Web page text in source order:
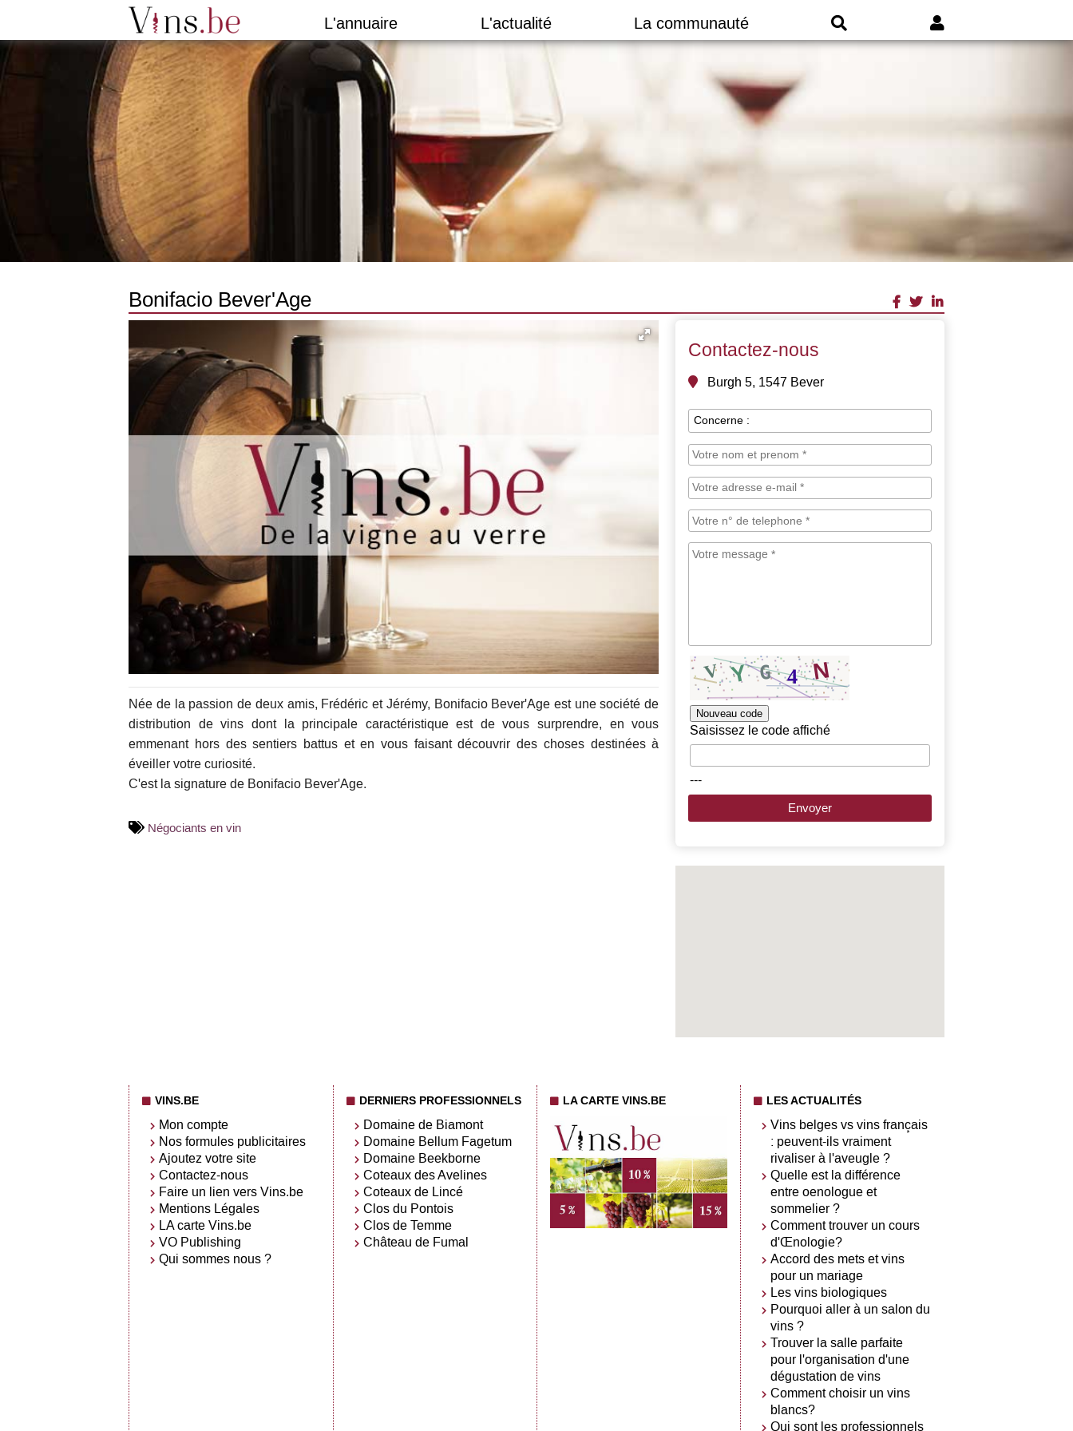
L'annuaire L'actualité La communauté
Bonifacio Bever'Age
Née de la passion de deux amis, Frédéric et Jérémy, Bonifacio Bever'Age est une société de
distribution de vins dont la principale caractéristique est de vous surprendre, en vous
emmenant hors des sentiers battus et en vous faisant découvrir des choses destinées à
éveiller votre curiosité.
C'est la signature de Bonifacio Bever'Age.
Négociants en vin
Contactez-nous
Burgh 5, 1547 Bever
Nouveau code
Saisissez le code affiché
---
Envoyer
VINS.BE
Mon compte
Nos formules publicitaires
Ajoutez votre site
Contactez-nous
Faire un lien vers Vins.be
Mentions Légales
LA carte Vins.be
VO Publishing
Qui sommes nous ?
DERNIERS PROFESSIONNELS
Domaine de Biamont
Domaine Bellum Fagetum
Domaine Beekborne
Coteaux des Avelines
Coteaux de Lincé
Clos du Pontois
Clos de Temme
Château de Fumal
LA CARTE VINS.BE LES ACTUALITÉS
Vins belges vs vins français
: peuvent-ils vraiment
rivaliser à l'aveugle ?
Quelle est la différence
entre oenologue et
sommelier ?
Comment trouver un cours
d'Œnologie?
Accord des mets et vins
pour un mariage
Les vins biologiques
Pourquoi aller à un salon du
vins ?
Trouver la salle parfaite
pour l'organisation d'une
dégustation de vins
Comment choisir un vins
blancs?
Qui sont les professionnels